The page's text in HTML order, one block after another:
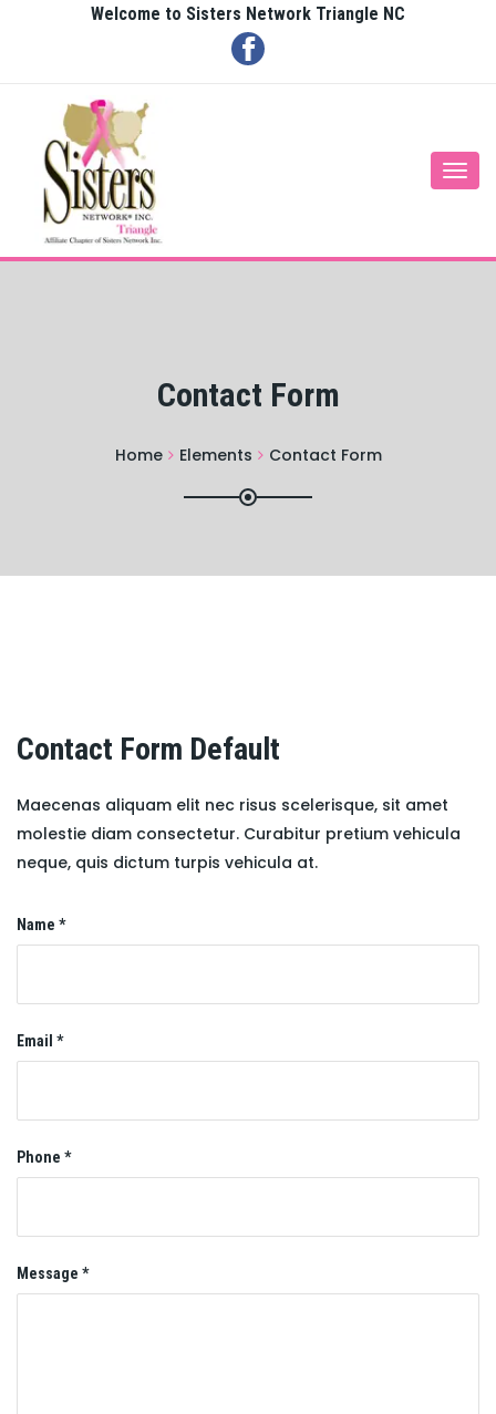
Welcome to Sisters Network Triangle NC
Contact Form
Home Elements Contact Form
Contact Form Default
Maecenas aliquam elit nec risus scelerisque, sit amet
molestie diam consectetur. Curabitur pretium vehicula
neque, quis dictum turpis vehicula at.
Name *
Email *
Phone *
Message *